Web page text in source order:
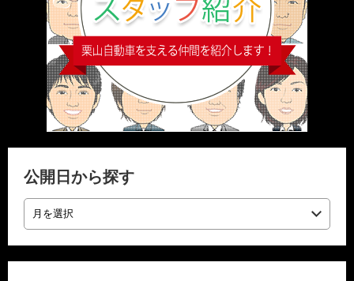
公開日から探す